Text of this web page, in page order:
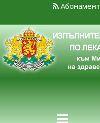
Абонамент